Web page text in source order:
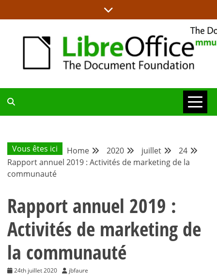
to
BLOG DE LA
COMMUNAUTÉ
FRANCOPHONE
Vous êtes ici Home 2020 juillet
24
Rapport annuel 2019 : Activités de marketing de la
communauté
Rapport annuel 2019 :
Activités de marketing de
la communauté
24th juillet 2020 jbfaure